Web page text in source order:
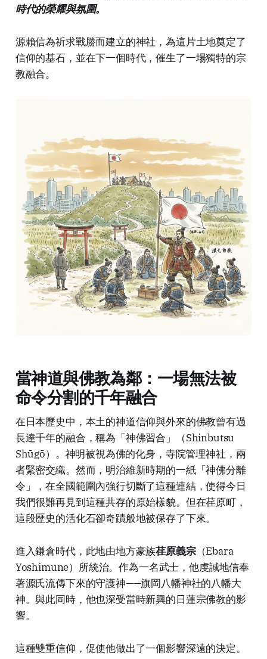
時代的榮耀與氛圍。
源賴信為祈求戰勝而建立的神社，為這片土地奠定了
信仰的基石，並在下一個時代，催生了一場獨特的宗
教融合。
當神道與佛教為鄰：一場無法被
命令分割的千年融合
在日本歷史中，本土的神道信仰與外來的佛教曾有過
長達千年的融合，稱為「神佛習合」（Shinbutsu
Shūgō）。神明被視為佛的化身，寺院管理神社，兩
者緊密交織。然而，明治維新時期的一紙「神佛分離
令」，在全國範圍內強行切斷了這種連結，使得今日
我們很難再見到這種共存的原始樣貌。但在荏原町，
這段歷史的活化石卻奇蹟般地被保存了下來。
進入鎌倉時代，此地由地方豪族荏原義宗（Ebara
Yoshimune）所統治。作為一名武士，他虔誠地信奉
著源氏流傳下來的守護神——旗岡八幡神社的八幡大
神。與此同時，他也深受當時新興的日蓮宗佛教的影
響。
這種雙重信仰，促使他做出了一個影響深遠的決定。